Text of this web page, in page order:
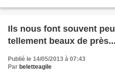
Ils nous font souvent
tellement beaux de près...
Publié le 14/05/2013 à 07:43
Par beletteagile